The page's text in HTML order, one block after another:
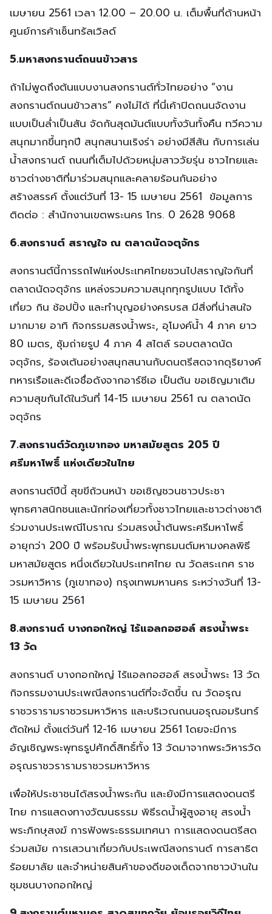
เมษายน 2561 เวลา 12.00 – 20.00 น. เต็มพื้นที่ด้านหน้า
ศูนย์การค้าเซ็นทรัลเวิลด์
5.มหาสงกรานต์ถนนข้าวสาร
ถ้าไม่พูดถึงต้นแบบงานสงกรานต์ทั่วไทยอย่าง “งาน
สงกรานต์ถนนข้าวสาร” คงไม่ได้ ที่นี่เค้าปิดถนนจัดงาน
แบบเป็นล่ำเป็นสัน จัดกันสุดมันต์แบบทั้งวันทั้งคืน ทวีความ
สนุกมากขึ้นทุกปี สนุกสนานเริงร่า อย่างมีสีสัน กับการเล่น
น้ำสงกรานต์ ถนนที่เต็มไปด้วยหนุ่มสาววัยรุ่น ชาวไทยและ
ชาวต่างชาติที่มาร่วมสนุกและคลายร้อนกันอย่าง
สร้างสรรค์ ตั้งแต่วันที่ 13- 15 เมษายน 2561 ข้อมูลการ
ติดต่อ : สำนักงานเขตพระนคร โทร. 0 2628 9068
6.สงกรานต์ สราญใจ ณ ตลาดนัดจตุจักร
สงกรานต์นี้การรถไฟแห่งประเทศไทยชวนไปสราญใจกันที่
ตลาดนัดจตุจักร แหล่งรวมความสนุกทุกรูปแบบ ได้ทั้ง
เที่ยว กิน ช้อปปิ้ง และทำบุญอย่างครบรส มีสิ่งที่น่าสนใจ
มากมาย อาทิ กิจกรรมสรงน้ำพระ, อุโมงค์น้ำ 4 ภาค ยาว
80 เมตร, ซุ้มถ่ายรูป 4 ภาค 4 สไตล์ รอบตลาดนัด
จตุจักร, ร้องเต้นอย่างสนุกสนานกับดนตรีสดจากดุริยางค์
ทหารเรือและดีเจชื่อดังจากอาร์ซีเอ เป็นต้น ขอเชิญมาเติม
ความสุขกันได้ในวันที่ 14-15 เมษายน 2561 ณ ตลาดนัด
จตุจักร
7.สงกรานต์วัดภูเขาทอง มหาสมัยสูตร 205 ปี
ศรีมหาโพธิ์ แห่งเดียวในไทย
สงกรานต์ปีนี้ สุขขีถ้วนหน้า ขอเชิญชวนชาวประชา
พุทธศาสนิกชนและนักท่องเที่ยวทั้งชาวไทยและชาวต่างชาติ
ร่วมงานประเพณีโบราณ ร่วมสรงน้ำต้นพระศรีมหาโพธิ์
อายุกว่า 200 ปี พร้อมรับน้ำพระพุทธมนต์มหามงคลพิธี
มหาสมัยสูตร หนึ่งเดียวในประเทศไทย ณ วัดสระเกศ ราช
วรมหาวิหาร (ภูเขาทอง) กรุงเทพมหานคร ระหว่างวันที่ 13-
15 เมษายน 2561
8.สงกรานต์ บางกอกใหญ่ ไร้แอลกอฮอล์ สรงน้ำพระ
13 วัด
สงกรานต์ บางกอกใหญ่ ไร้แอลกอฮอล์ สรงน้ำพระ 13 วัด
กิจกรรมงานประเพณีสงกรานต์ที่จะจัดขึ้น ณ วัดอรุณ
ราชวรารามราชวรมหาวิหาร และบริเวณถนนอรุณอมรินทร์
ตัดใหม่ ตั้งแต่วันที่ 12-16 เมษายน 2561 โดยจะมีการ
อัญเชิญพระพุทธรูปศักดิ์สิทธิ์ทั้ง 13 วัดมาจากพระวิหารวัด
อรุณราชวรารามราชวรมหาวิหาร
เพื่อให้ประชาชนได้สรงน้ำพระกัน และยังมีการแสดงดนตรี
ไทย การแสดงทางวัฒนธรรม พิธีรดน้ำผู้สูงอายุ สรงน้ำ
พระภิกษุสงฆ์ การฟังพระธรรมเทศนา การแสดงดนตรีสด
ร่วมสมัย การเสวนาเกี่ยวกับประเพณีสงกรานต์ การสาธิต
ร้อยมาลัย และจำหน่ายสินค้าของดีของเด็ดจากชาวบ้านใน
ชุมชนบางกอกใหญ่